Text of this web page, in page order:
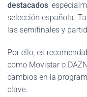
destacados,
selección española.
las semifinales y
Por ello, es
como Movistar o
cambios en la
clave.